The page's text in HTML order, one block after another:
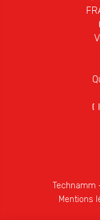
(
Technamm
Mentions